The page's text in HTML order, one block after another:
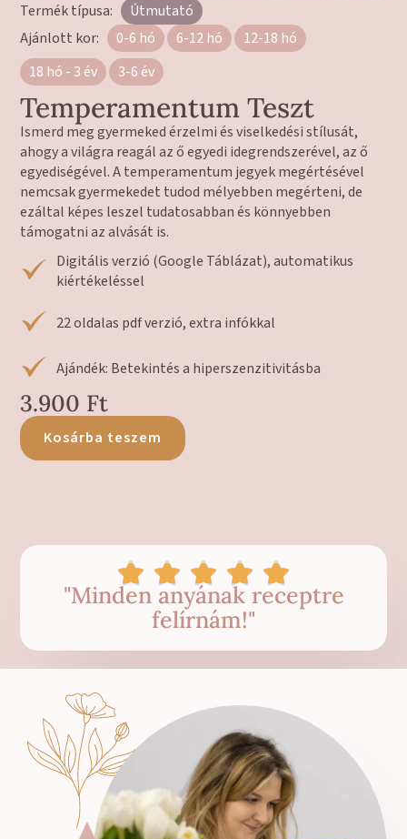
Termék típusa:
Útmutató
Ajánlott kor:
0-6 hó 6-12 hó
12-18 hó
18 hó - 3 év
3-6 év
Temperamentum Teszt
Ismerd meg gyermeked érzelmi és viselkedési stílusát,
ahogy a világra reagál az ő egyedi idegrendszerével, az ő
egyediségével. A temperamentum jegyek megértésével
nemcsak gyermekedet tudod mélyebben megérteni, de
ezáltal képes leszel tudatosabban és könnyebben
támogatni az alvását is.
Digitális verzió (Google Táblázat), automatikus
kiértékeléssel
22 oldalas pdf verzió, extra infókkal
Ajándék: Betekintés a hiperszenzitivitásba
3.900 Ft
Kosárba teszem
    
"Minden anyának receptre
felírnám!"